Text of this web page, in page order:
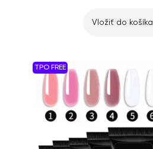
Vložiť do košíka
TPO FREE